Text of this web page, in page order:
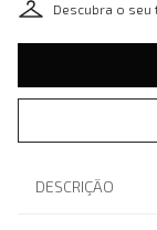
Descubra o seu
DESCRIÇÃO